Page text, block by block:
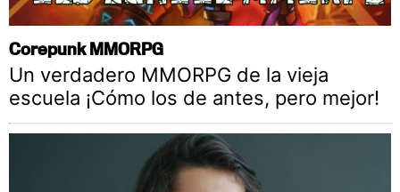
Corepunk MMORPG
Un verdadero MMORPG de la vieja
escuela ¡Cómo los de antes, pero mejor!